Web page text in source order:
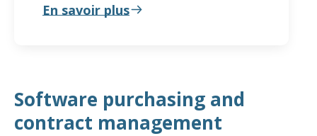
En savoir plus
Software purchasing and
contract management